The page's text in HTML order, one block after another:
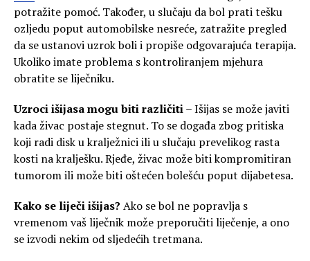
potražite pomoć. Također, u slučaju da bol prati tešku
ozljedu poput automobilske nesreće, zatražite pregled
da se ustanovi uzrok boli i propiše odgovarajuća terapija.
Ukoliko imate problema s kontroliranjem mjehura
obratite se liječniku.
Uzroci išijasa mogu biti različiti– Išijas se može javiti
kada živac postaje stegnut. To se događa zbog pritiska
koji radi disk u kralježnici ili u slučaju prevelikog rasta
kosti na kralješku. Rjeđe, živac može biti kompromitiran
tumorom ili može biti oštećen bolešću poput dijabetesa.
Kako se liječi išijas? Ako se bol ne popravlja s
vremenom vaš liječnik može preporučiti liječenje, a ono
se izvodi nekim od sljedećih tretmana.